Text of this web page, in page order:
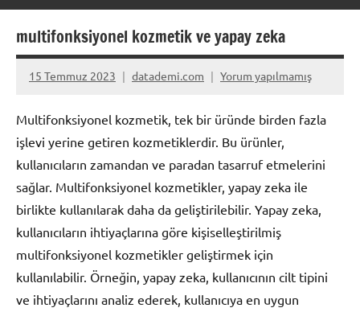
multifonksiyonel kozmetik ve yapay zeka
15 Temmuz 2023 datademi.com Yorum yapılmamış
Multifonksiyonel kozmetik, tek bir üründe birden fazla
işlevi yerine getiren kozmetiklerdir. Bu ürünler,
kullanıcıların zamandan ve paradan tasarruf etmelerini
sağlar. Multifonksiyonel kozmetikler, yapay zeka ile
birlikte kullanılarak daha da geliştirilebilir. Yapay zeka,
kullanıcıların ihtiyaçlarına göre kişiselleştirilmiş
multifonksiyonel kozmetikler geliştirmek için
kullanılabilir. Örneğin, yapay zeka, kullanıcının cilt tipini
ve ihtiyaçlarını analiz ederek, kullanıcıya en uygun